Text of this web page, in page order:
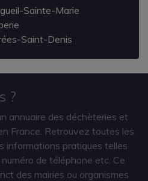
Sainte-Marie
Saint-Denis
?
annuaire des déchèteries et
France. Retrouvez toutes les
informations pratiques telles
de téléphone etc. Ce
des mairies ou organismes